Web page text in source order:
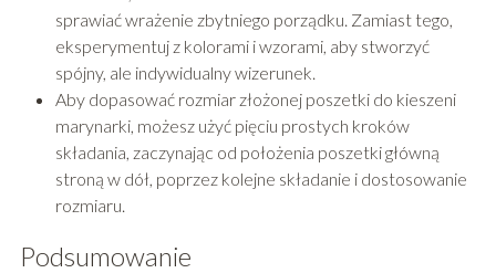
sprawiać wrażenie zbytniego porządku. Zamiast tego,
eksperymentuj z kolorami i wzorami, aby stworzyć
spójny, ale indywidualny wizerunek​​.
Aby dopasować rozmiar złożonej poszetki do kieszeni
marynarki, możesz użyć pięciu prostych kroków
składania, zaczynając od położenia poszetki główną
stroną w dół, poprzez kolejne składanie i dostosowanie
rozmiaru​​.
Podsumowanie